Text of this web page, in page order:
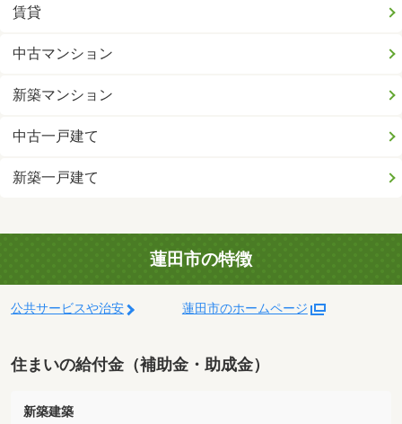
賃貸
中古マンション
新築マンション
中古一戸建て
新築一戸建て
蓮田市の特徴
公共サービスや治安 蓮田市のホームページ
住まいの給付金（補助金・助成金）
新築建築